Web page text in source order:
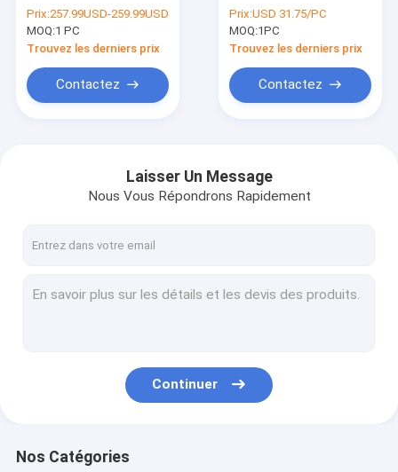
5876110071
5876110070
Prix:257.99USD-259.99USD
MOQ:1 PC
Trouvez les derniers prix
Contactez
6HK1 587611-0071
587611-0070
Prix:USD 31.75/PC
MOQ:1PC
Trouvez les derniers prix
Contactez
Laisser Un Message
Nous Vous Répondrons Rapidement
Continuer
Nos Catégories